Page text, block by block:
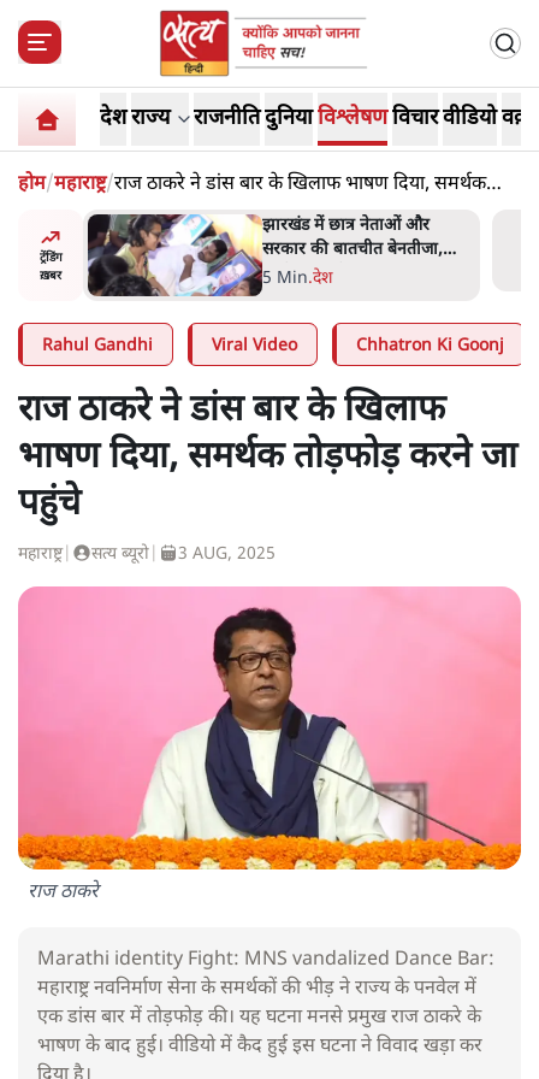
देशराज्य राजनीतिदुनियाविश्लेषणविचारवीडियो
होम/महाराष्ट्र/राज ठाकरे ने डांस बार के खिलाफ भाषण दिया, समर्थक
तोड़फोड़ करने जा पहुंचे
ट्रेंडिंग
ख़बर
' अंडों
सेनानी
झारखंड में छात्र नेताओं और
सरकार की बातचीत बेनतीजा,
आंदोलन जारी
5 Min.देश
Rahul Gandhi Viral Video Chhatron Ki Goonj
राज ठाकरे ने डांस बार के खिलाफ
भाषण दिया, समर्थक तोड़फोड़ करने जा
पहुंचे
महाराष्ट्र| सत्य ब्यूरो 3 AUG, 2025
राज ठाकरे
Marathi identity Fight: MNS vandalized Dance Bar:
महाराष्ट्र नवनिर्माण सेना के समर्थकों की भीड़ ने राज्य के पनवेल में
एक डांस बार में तोड़फोड़ की। यह घटना मनसे प्रमुख राज ठाकरे के
भाषण के बाद हुई। वीडियो में कैद हुई इस घटना ने विवाद खड़ा कर